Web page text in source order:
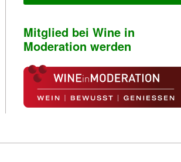
Mitglied bei Wine in
Moderation werden